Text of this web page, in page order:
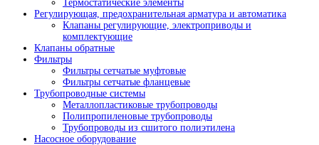
Термостатические элементы
Регулирующая, предохранительная арматура и автоматика
Клапаны регулирующие, электроприводы и
комплектующие
Клапаны обратные
Фильтры
Фильтры сетчатые муфтовые
Фильтры сетчатые фланцевые
Трубопроводные системы
Металлопластиковые трубопроводы
Полипропиленовые трубопроводы
Трубопроводы из сшитого полиэтилена
Насосное оборудование